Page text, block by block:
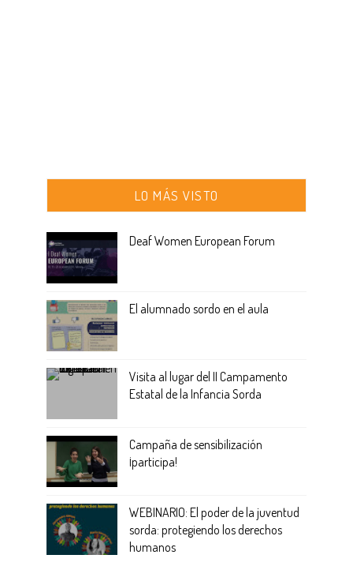
LO MÁS VISTO
Deaf Women European Forum
El alumnado sordo en el aula
Visita al lugar del II Campamento
Estatal de la Infancia Sorda
Campaña de sensibilización
¡participa!
WEBINARIO: El poder de la juventud
sorda: protegiendo los derechos
humanos